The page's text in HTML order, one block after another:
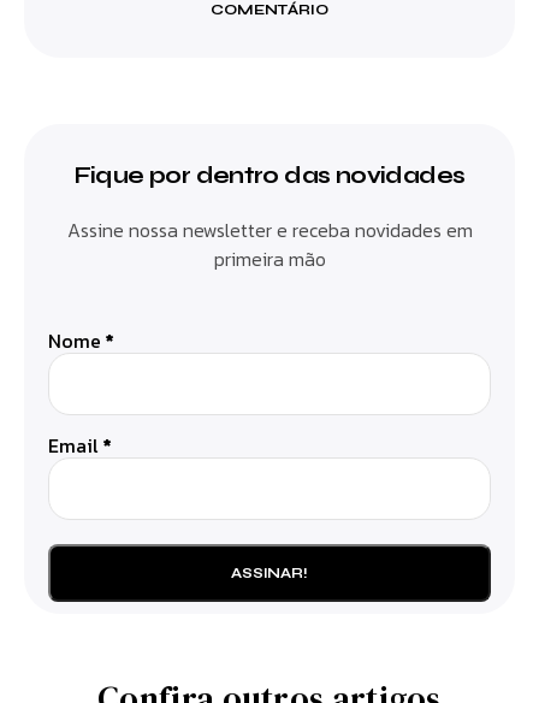
COMENTÁRIO
Fique por dentro das novidades
Assine nossa newsletter e receba novidades em
primeira mão
Nome *
Email*